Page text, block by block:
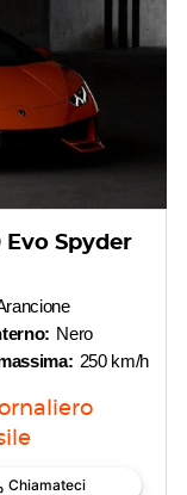
Evo Spyder
Nero
250 km/h
Chiamateci